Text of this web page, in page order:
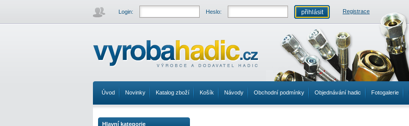
Login: Heslo: Registrace
Úvod Novinky Katalog zboží Košík Návody Obchodní podmínky Objednávání hadic Fotogalerie
Hlavní kategorie